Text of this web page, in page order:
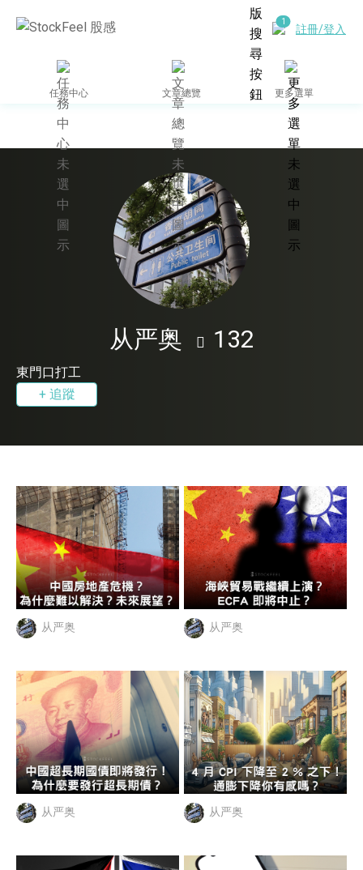
註冊/登入
任務中心 文章總覽 更多選單
从严奥 132
東門口打工
+ 追蹤
从严奥 从严奥
从严奥 从严奥